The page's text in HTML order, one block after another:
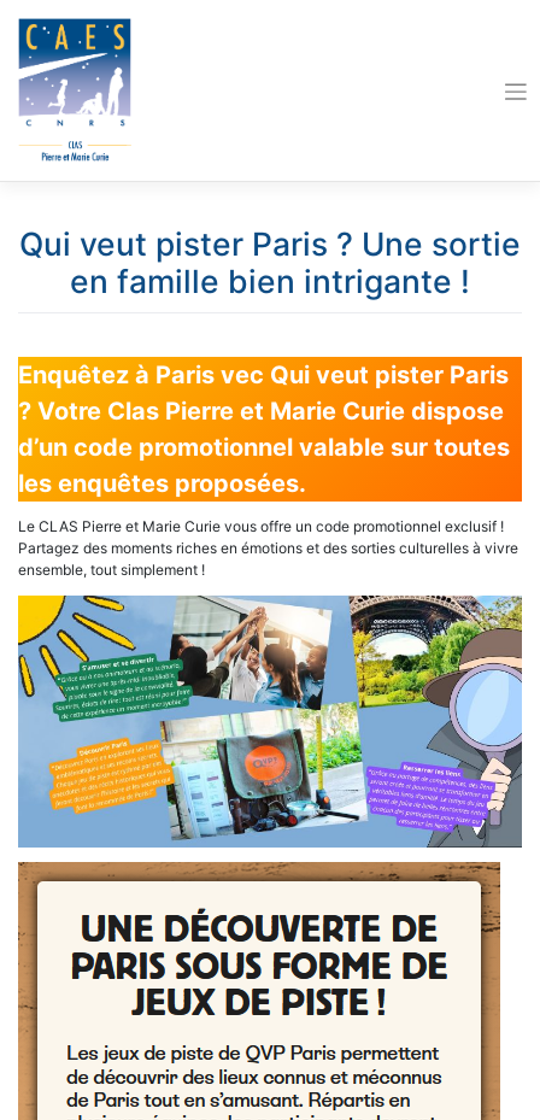
content
Qui veut pister Paris ? Une sortie
en famille bien intrigante !
Enquêtez à Paris vec Qui veut pister Paris
? Votre Clas Pierre et Marie Curie dispose
d’un code promotionnel valable sur toutes
les enquêtes proposées.
Le CLAS Pierre et Marie Curie vous offre un code promotionnel exclusif !
Partagez des moments riches en émotions et des sorties culturelles à vivre
ensemble, tout simplement !